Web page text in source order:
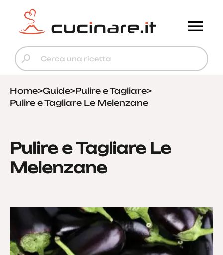
Home>Guide>Pulire e Tagliare>
Pulire e Tagliare Le Melenzane
Pulire e Tagliare Le
Melenzane